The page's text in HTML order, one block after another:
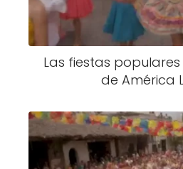
Las fiestas
de América